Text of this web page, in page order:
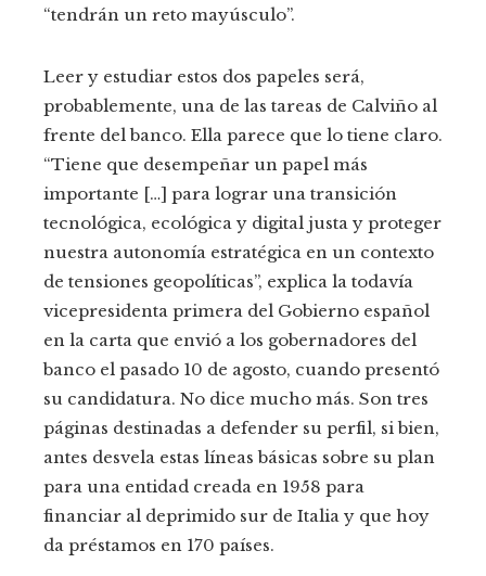
“tendrán un reto mayúsculo”.
Leer y estudiar estos dos papeles será,
probablemente, una de las tareas de Calviño al
frente del banco. Ella parece que lo tiene claro.
“Tiene que desempeñar un papel más
importante […] para lograr una transición
tecnológica, ecológica y digital justa y proteger
nuestra autonomía estratégica en un contexto
de tensiones geopolíticas”, explica la todavía
vicepresidenta primera del Gobierno español
en la carta que envió a los gobernadores del
banco el pasado 10 de agosto, cuando presentó
su candidatura. No dice mucho más. Son tres
páginas destinadas a defender su perfil, si bien,
antes desvela estas líneas básicas sobre su plan
para una entidad creada en 1958 para
financiar al deprimido sur de Italia y que hoy
da préstamos en 170 países.